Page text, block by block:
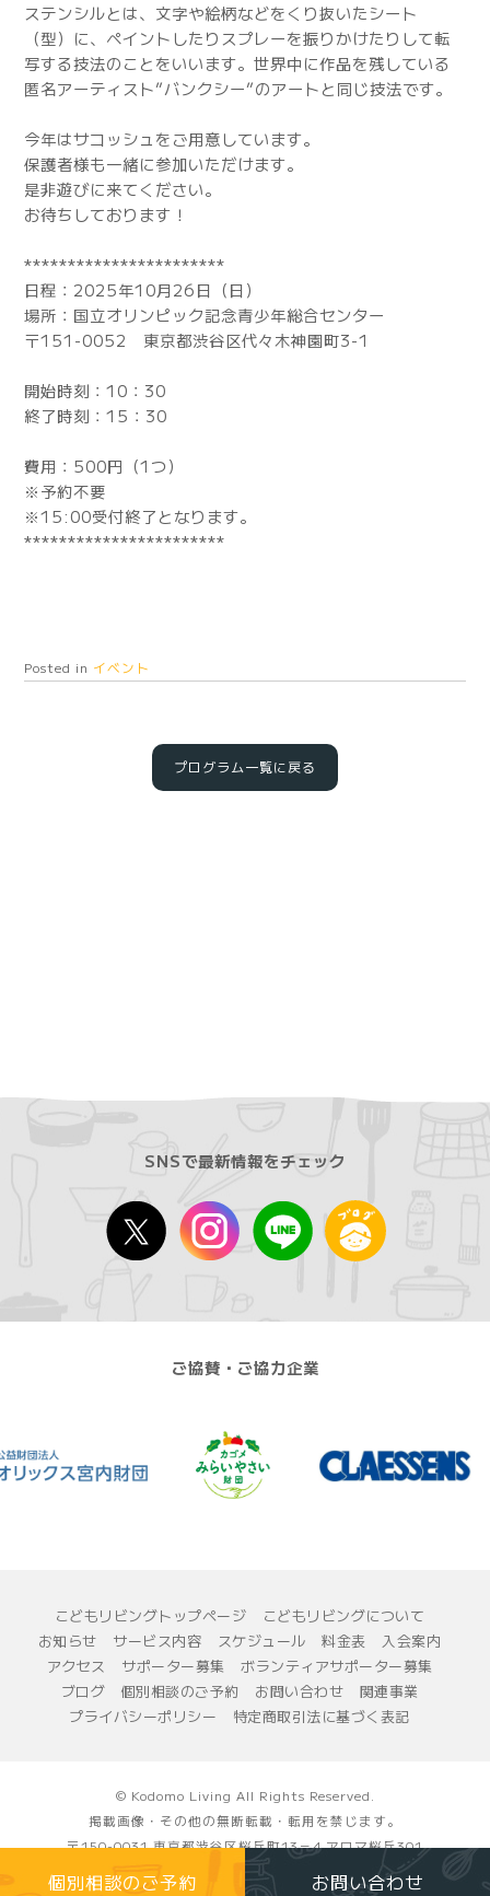
ステンシルとは、文字や絵柄などをくり抜いたシート
（型）に、ペイントしたりスプレーを振りかけたりして転
写する技法のことをいいます。世界中に作品を残している
匿名アーティスト”バンクシー”のアートと同じ技法です。
今年はサコッシュをご用意しています。
保護者様も一緒に参加いただけます。
是非遊びに来てください。
お待ちしております！
***********************
日程：2025年10月26日（日）
場所：国立オリンピック記念青少年総合センター
〒151-0052 東京都渋谷区代々木神園町3-1
開始時刻：10：30
終了時刻：15：30
費用：500円（1つ）
※予約不要
※15:00受付終了となります。
***********************
Posted in イベント
プログラム一覧に戻る
SNSで最新情報をチェック
ご協賛・ご協力企業
こどもリビングトップページ
こどもリビングについて
お知らせ
サービス内容 スケジュール 料金表
入会案内
アクセス
サポーター募集
ボランティアサポーター募集
ブログ
個別相談のご予約 お問い合わせ
関連事業
プライバシーポリシー
特定商取引法に基づく表記
© Kodomo Living All Rights Reserved.
掲載画像・その他の無断転載・転用を禁じます。
〒150-0031 東京都渋谷区桜丘町13－4 アロマ桜丘301
一般社団法人 こどもリビング
個別相談のご予約 お問い合わせ